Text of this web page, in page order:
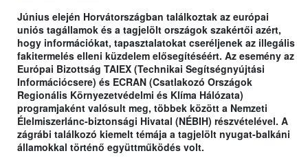
Június elején Horvátországban találkoztak az európai
uniós tagállamok és a tagjelölt országok szakértői azért,
hogy információkat, tapasztalatokat cseréljenek az illegális
fakitermelés elleni küzdelem elősegítéséért. Az esemény az
Európai Bizottság TAIEX (Technikai Segítségnyújtási
Információcsere) és ECRAN (Csatlakozó Országok
Regionális Környezetvédelmi és Klíma Hálózata)
programjaként valósult meg, többek között a Nemzeti
Élelmiszerlánc-biztonsági Hivatal (NÉBIH) részvételével. A
zágrábi találkozó kiemelt témája a tagjelölt nyugat-balkáni
államokkal történő együttműködés volt.